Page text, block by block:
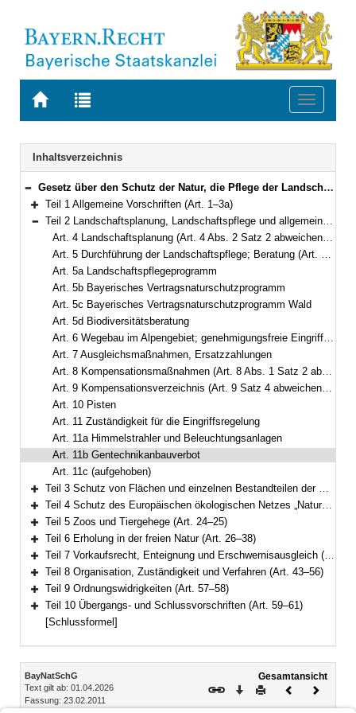
Zur
BAYERN.RECHT
Zur
letzten
Suche
Toggle
Navigation
Inhaltsverzeichnis
Bereich reduzieren
Gesetz über den Schutz der Natur, die Pflege der Landschaft und die Erholung in der freien Natur (Bayerisches Naturschutzgesetz – BayNatSchG) Vom 23. Februar 2011 (GVBl. S. 82) BayRS 791-1-U (Art. 1–61)
Bereich erweitern
Teil 1 Allgemeine Vorschriften (Art. 1–3a)
Bereich reduzieren
Teil 2 Landschaftsplanung, Landschaftspflege und allgemeiner Schutz von Natur und Landschaft (Art. 4–11c)
Art. 4 Landschaftsplanung (Art. 4 Abs. 2 Satz 2 abweichend von § 11 Abs. 2 Satz 2 BNatSchG)
Art. 5 Durchführung der Landschaftspflege; Beratung (Art. 5 Abs. 2 abweichend von § 3 Abs. 4 BNatSchG)
Art. 5a Landschaftspflegeprogramm
Art. 5b Bayerisches Vertragsnaturschutzprogramm
Art. 5c Bayerisches Vertragsnaturschutzprogramm Wald
Art. 5d Biodiversitätsberatung
Art. 6 Wegebau im Alpengebiet; genehmigungsfreie Eingriffe; Land-, Forst- und Fischereiwirtschaft (Art. 6 Abs. 1 bis 3 abweichend von § 17 Abs. 3 BNatSchG; Art. 6 Abs. 4 abweichend von § 14 Abs. 2 BNatSchG; Art. 6 Abs. 5 abweichend von § 14 Abs. 3 BNatSchG)
Art. 7 Ausgleichsmaßnahmen, Ersatzzahlungen
Art. 8 Kompensationsmaßnahmen (Art. 8 Abs. 1 Satz 2 abweichend von § 14 Abs. 3 BNatSchG; Art. 8 Abs. 3 abweichend von § 15 Abs. 7 und 8 BNatSchG)
Art. 9 Kompensationsverzeichnis (Art. 9 Satz 4 abweichend von § 17 Abs. 6 BNatSchG)
Art. 10 Pisten
Art. 11 Zuständigkeit für die Eingriffsregelung
Art. 11a Himmelstrahler und Beleuchtungsanlagen
Art. 11b Gentechnikanbauverbot
Art. 11c (aufgehoben)
Bereich erweitern
Teil 3 Schutz von Flächen und einzelnen Bestandteilen der Natur (Art. 12–19)
Bereich erweitern
Teil 4 Schutz des Europäischen ökologischen Netzes „Natura 2000“, gesetzlicher Schutz von Biotopen (Art. 20–23a)
Bereich erweitern
Teil 5 Zoos und Tiergehege (Art. 24–25)
Bereich erweitern
Teil 6 Erholung in der freien Natur (Art. 26–38)
Bereich erweitern
Teil 7 Vorkaufsrecht, Enteignung und Erschwernisausgleich (Art. 39–42)
Bereich erweitern
Teil 8 Organisation, Zuständigkeit und Verfahren (Art. 43–56)
Bereich erweitern
Teil 9 Ordnungswidrigkeiten (Art. 57–58)
Bereich erweitern
Teil 10 Übergangs- und Schlussvorschriften (Art. 59–61)
[Schlussformel]
Inhalt
BayNatSchG
Text gilt ab: 01.04.2026
Fassung: 23.02.2011
Gesamtansicht
Download
DruckenVorheriges